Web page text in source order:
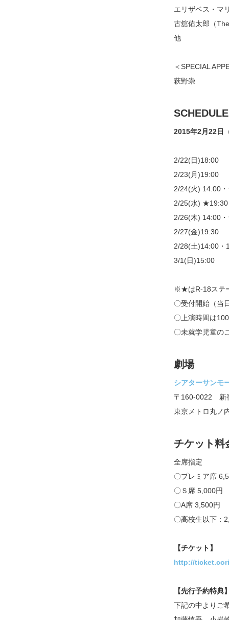
エリザベス・マ
古舘佑太郎（
他
＜SPECIAL
萩野崇
SCHEDULE
2015年2月22日
2/22(日)18:00
2/23(月)19:00
2/24(火) 14:00
2/25(水) ★19:30
2/26(木) 14:00
2/27(金)19:30
2/28(土)14:00・
3/1(日)15:00
※★はR-18ステ
〇受付開始（当
〇上演時間は
〇未就学児童の
劇場
シアターサンモ
〒160-0022 新
東京メトロ丸ノ
チケット料
全席指定
〇プレミア席
〇Ｓ席 5,000円
〇A席 3,500円
〇高校生以下：
【チケット】
http://
【先行予約特典
下記の中よりご